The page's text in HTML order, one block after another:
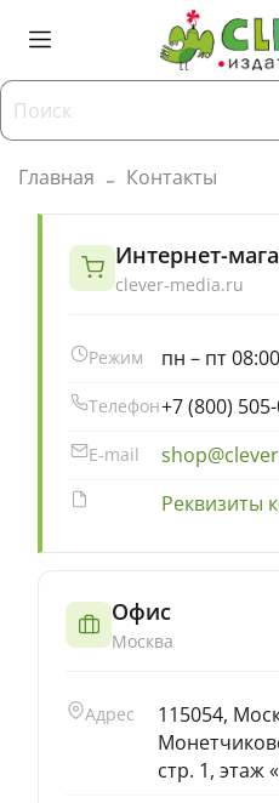
Главная Контакты
Интернет-
clever-media.ru
Режим пн – пт
Телефон+7 (800)
E-mail
Реквизиты
Офис
Москва
Адрес
115054,
стр. 1, этаж